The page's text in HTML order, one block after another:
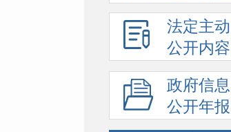
法定主动
公开内容
政府信息
公开年报